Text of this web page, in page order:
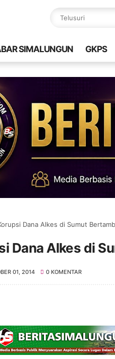
SIMALUNGUN GKPS
Dana Alkes di Sumut
Dana Alkes di
01, 2014 0 KOMENTAR